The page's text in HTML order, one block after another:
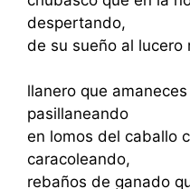
despertando,
de su sueño al lucero
llanero que
pasillaneando
en lomos del caballo
caracoleando,
rebaños de ganado